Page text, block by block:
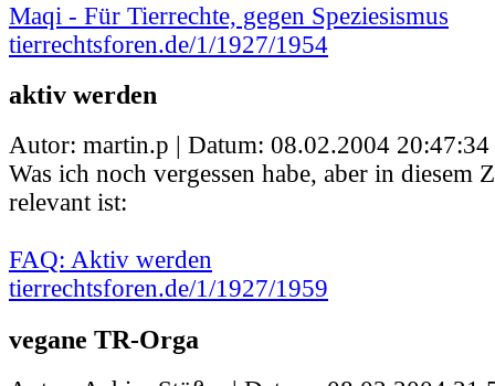
Maqi - Für Tierrechte, gegen Speziesismus
tierrechtsforen.de/1/1927/1954
aktiv werden
Autor: martin.p | Datum: 08.02.2004 20:47:34
Was ich noch vergessen habe, aber in diesem
relevant ist:
FAQ: Aktiv werden
tierrechtsforen.de/1/1927/1959
vegane TR-Orga